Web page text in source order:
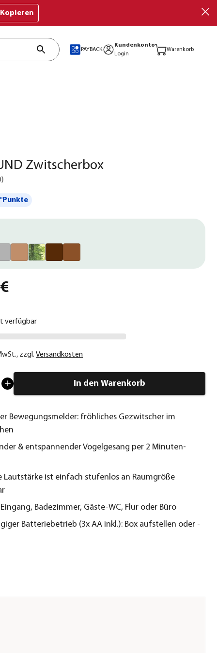
Kopieren
PAYBACK
Kundenkonto
Login
Warenkorb
Zwitscherbox
)
verfügbar
, zzgl. Versandkosten
In den Warenkorb
Bewegungsmelder: fröhliches Gezwitscher im
& entspannender Vogelgesang per 2 Minuten-
Lautstärke ist einfach stufenlos an Raumgröße
Badezimmer, Gäste-WC, Flur oder Büro
Batteriebetrieb (3x AA inkl.): Box aufstellen oder -